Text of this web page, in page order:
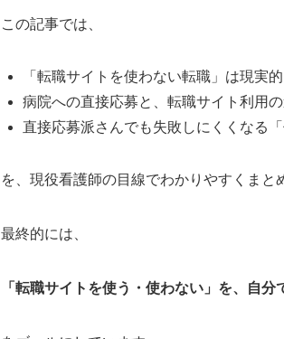
この記事では、
「転職サイトを使わない転職」は現実
病院への直接応募と、転職サイト利用
直接応募派さんでも失敗しにくくなる
を、現役看護師の目線でわかりやすくまと
最終的には、
「転職サイトを使う・使わない」を、自